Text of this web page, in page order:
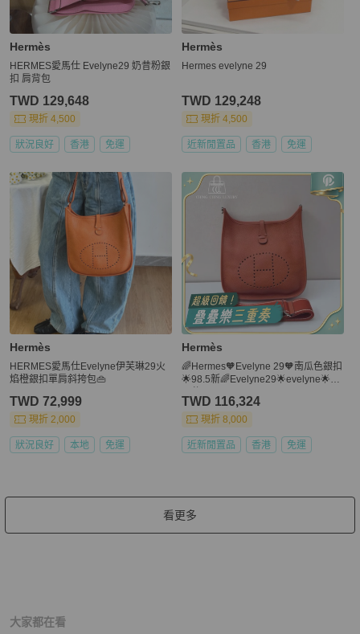
Hermès
HERMES愛馬仕 Evelyne29 奶昔粉銀
扣 肩背包
TWD 129,648
現折 4,500
狀況良好 香港 免運
Hermès
Hermes evelyne 29
TWD 129,248
現折 4,500
近新閒置品 香港 免運
Hermès
HERMES愛馬仕Evelyne伊芙琳29火
焰橙銀扣單肩斜挎包👜
TWD 72,999
現折 2,000
狀況良好 本地 免運
Hermès
🌈Hermes🧡Evelyne 29🧡南瓜色銀扣
🌟98.5新🌈Evelyne29🌟evelyne🌟愛
TWD 116,324
現折 8,000
近新閒置品 香港 免運
看更多
大家都在看